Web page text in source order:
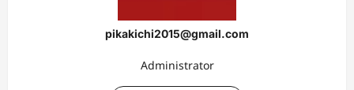
pikakichi2015@gmail.com
Administrator